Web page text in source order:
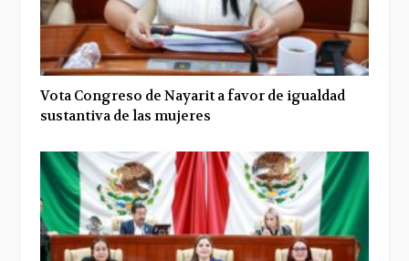
Vota Congreso de Nayarit a favor de igualdad
sustantiva de las mujeres